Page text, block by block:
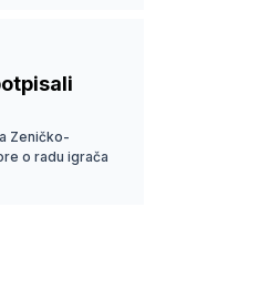
Zeničko-
o radu igrača